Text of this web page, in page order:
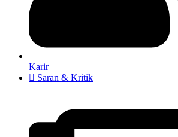
Karir
Saran & Kritik